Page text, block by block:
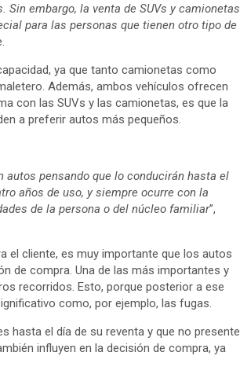
embargo, la venta de SUVs y camionetas
para las personas que tienen otro tipo de
ya que tanto camionetas como
Además, ambos vehículos ofrecen
con las SUVs y las camionetas, es que la
a preferir autos más pequeños.
pensando que lo conducirán hasta el
años de uso, y siempre ocurre con la
de la persona o del núcleo familiar”,
el cliente, es muy importante que los autos
de compra. Una de las más importantes y
recorridos. Esto, porque posterior a ese
como, por ejemplo, las fugas.
hasta el día de su reventa y que no presente
influyen en la decisión de compra, ya